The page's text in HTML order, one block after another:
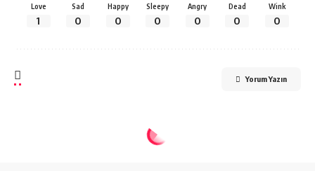
Love
1
Sad
0
Happy
0
Sleepy
0
Angry
0
Dead
0
Wink
0
Yorum Yazın